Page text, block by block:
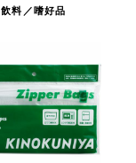
飲料／嗜好品